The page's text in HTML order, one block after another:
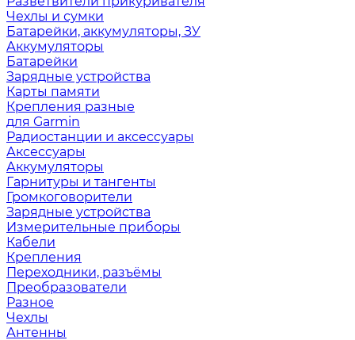
Чехлы и сумки
Батарейки, аккумуляторы, ЗУ
Аккумуляторы
Батарейки
Зарядные устройства
Карты памяти
Крепления разные
для Garmin
Радиостанции и аксессуары
Аксессуары
Аккумуляторы
Гарнитуры и тангенты
Громкоговорители
Зарядные устройства
Измерительные приборы
Кабели
Крепления
Переходники, разъёмы
Преобразователи
Разное
Чехлы
Антенны